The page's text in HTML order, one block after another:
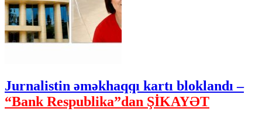
Jurnalistin əməkhaqqı kartı bloklandı –
“Bank Respublika”dan ŞİKAYƏT